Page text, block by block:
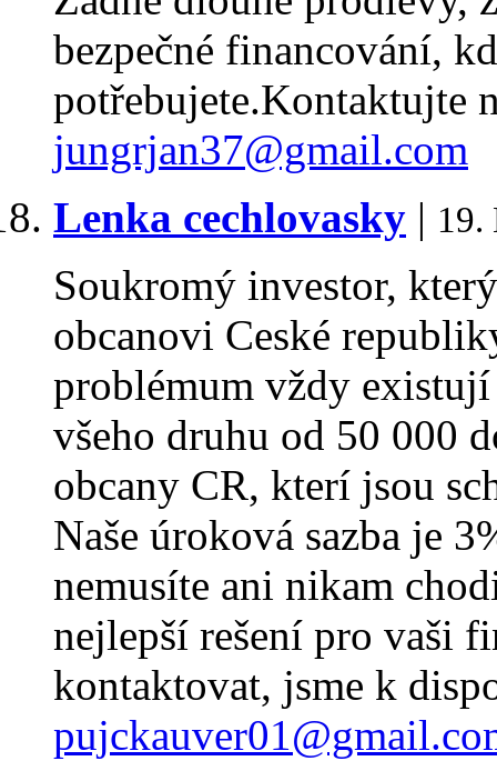
bezpečné financování,
potřebujete.Kontaktujte
jungrjan37@gmail.com
Lenka cechlovasky | 19.
Soukromý investor,
obcanovi Ceské
problémum vždy
všeho druhu od 50 000
obcany CR, kterí jsou
Naše úroková sazba je
nemusíte ani nikam
nejlepší rešení pro vaši
kontaktovat, jsme k